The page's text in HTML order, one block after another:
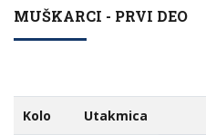
MUŠKARCI - PRVI DEO
Kolo Utakmica